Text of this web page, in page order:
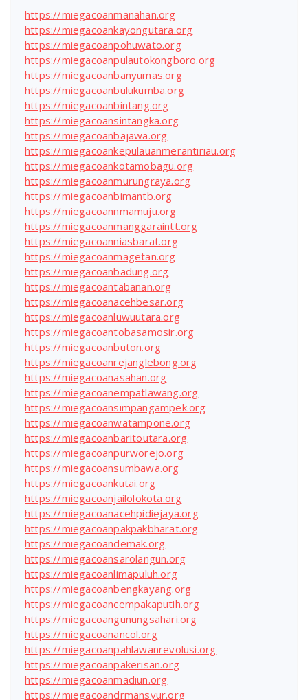
https://miegacoanmanahan.org
https://miegacoankayongutara.org
https://miegacoanpohuwato.org
https://miegacoanpulautokongboro.org
https://miegacoanbanyumas.org
https://miegacoanbulukumba.org
https://miegacoanbintang.org
https://miegacoansintangka.org
https://miegacoanbajawa.org
https://miegacoankepulauanmerantiriau.org
https://miegacoankotamobagu.org
https://miegacoanmurungraya.org
https://miegacoanbimantb.org
https://miegacoannmamuju.org
https://miegacoanmanggaraintt.org
https://miegacoanniasbarat.org
https://miegacoanmagetan.org
https://miegacoanbadung.org
https://miegacoantabanan.org
https://miegacoanacehbesar.org
https://miegacoanluwuutara.org
https://miegacoantobasamosir.org
https://miegacoanbuton.org
https://miegacoanrejanglebong.org
https://miegacoanasahan.org
https://miegacoanempatlawang.org
https://miegacoansimpangampek.org
https://miegacoanwatampone.org
https://miegacoanbaritoutara.org
https://miegacoanpurworejo.org
https://miegacoansumbawa.org
https://miegacoankutai.org
https://miegacoanjailolokota.org
https://miegacoanacehpidiejaya.org
https://miegacoanpakpakbharat.org
https://miegacoandemak.org
https://miegacoansarolangun.org
https://miegacoanlimapuluh.org
https://miegacoanbengkayang.org
https://miegacoancempakaputih.org
https://miegacoangunungsahari.org
https://miegacoanancol.org
https://miegacoanpahlawanrevolusi.org
https://miegacoanpakerisan.org
https://miegacoanmadiun.org
https://miegacoandrmansyur.org